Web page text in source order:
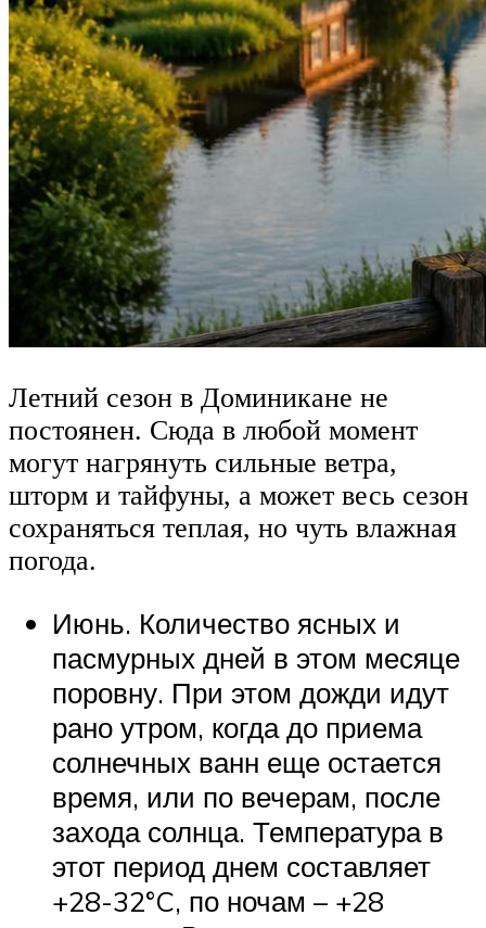
Летний сезон в Доминикане не
постоянен. Сюда в любой момент
могут нагрянуть сильные ветра,
шторм и тайфуны, а может весь сезон
сохраняться теплая, но чуть влажная
погода.
Июнь. Количество ясных и
пасмурных дней в этом месяце
поровну. При этом дожди идут
рано утром, когда до приема
солнечных ванн еще остается
время, или по вечерам, после
захода солнца. Температура в
этот период днем составляет
+28-32°C, по ночам – +28